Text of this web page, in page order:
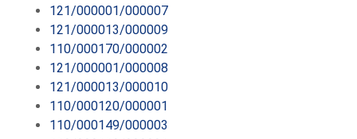
121/000001/000007
121/000013/000009
110/000170/000002
121/000001/000008
121/000013/000010
110/000120/000001
110/000149/000003